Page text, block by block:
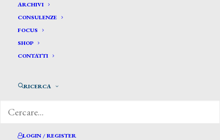
ARCHIVI
CONSULENZE
FOCUS
SHOP
CONTATTI
RICERCA
LOGIN / REGISTER
Eigagga P.